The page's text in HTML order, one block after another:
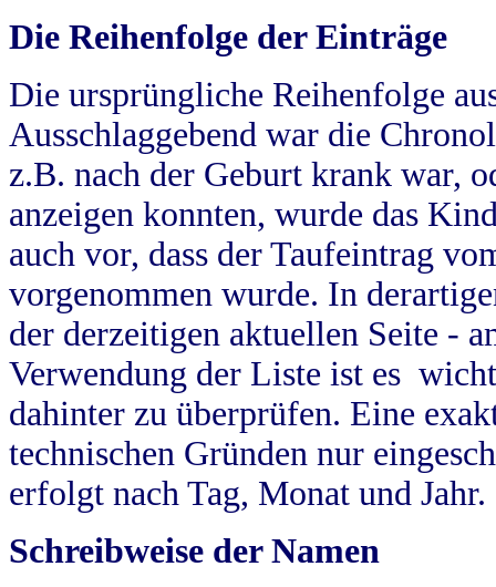
Die Reihenfolge der Einträge
Die ursprüngliche Reihenfolge
Ausschlaggebend war die
z.B. nach der Geburt krank war,
anzeigen konnten, wurde das
auch vor, dass der Taufeintrag
vorgenommen wurde. In
der derzeitigen aktuellen Seite -
Verwendung der Liste ist es
dahinter zu überprüfen. Eine
technischen Gründen nur
erfolgt nach Tag, Monat und Jahr.
Schreibweise der Namen